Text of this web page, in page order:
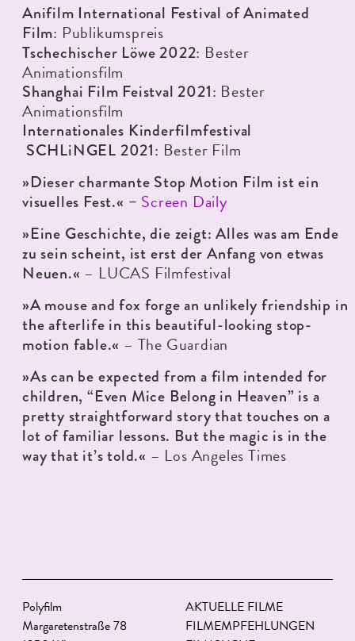
Anifilm International Festival of Animated
Film: Publikumspreis
Tschechischer Löwe 2022: Bester
Animationsfilm
Shanghai Film Feistval 2021: Bester
Animationsfilm
Internationales Kinderfilmfestival
SCHLiNGEL 2021: Bester Film
»Dieser charmante Stop Motion Film ist ein
visuelles Fest.« – Screen Daily
»Eine Geschichte, die zeigt: Alles was am Ende
zu sein scheint, ist erst der Anfang von etwas
Neuen.« – LUCAS Filmfestival
»A mouse and fox forge an unlikely friendship in
the afterlife in this beautiful-looking stop-
motion fable.« – The Guardian
»As can be expected from a film intended for
children, “Even Mice Belong in Heaven” is a
pretty straightforward story that touches on a
lot of familiar lessons. But the magic is in the
way that it’s told.« – Los Angeles Times
Polyfilm
Margaretenstraße 78
AKTUELLE FILME
FILMEMPFEHLUNGEN